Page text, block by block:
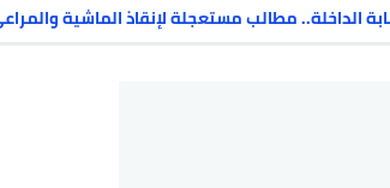
مطالب مستعجلة لإنقاذ الماشية